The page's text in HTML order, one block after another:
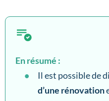
En résumé :
Il est possible de
d’une rénovation